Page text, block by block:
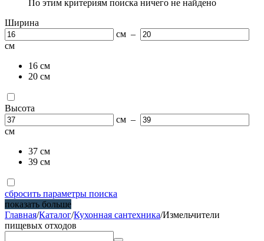
По этим критериям поиска ничего не найдено
Ширина
см –
см
16 см
20 см
Высота
см –
см
37 см
39 см
сбросить параметры поиска
показать больше
Главная/Каталог/Кухонная сантехника/Измельчители
пищевых отходов